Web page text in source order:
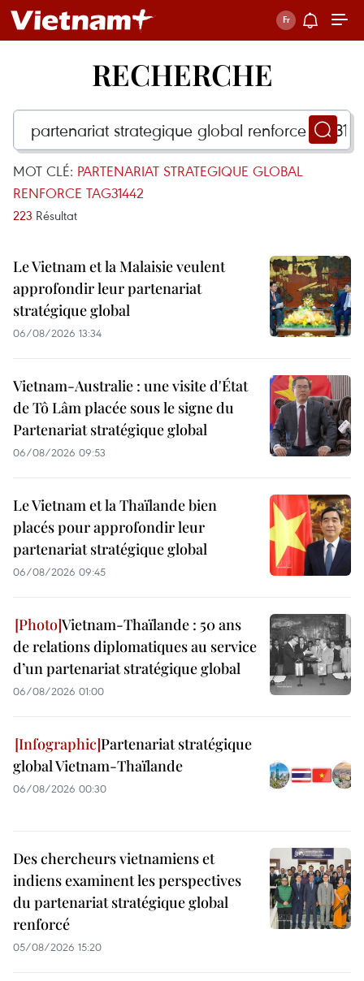
RECHERCHE
MOT CLÉ: PARTENARIAT STRATEGIQUE GLOBAL
RENFORCE TAG31442
223 Résultat
Le Vietnam et la Malaisie veulent
approfondir leur partenariat
stratégique global
06/08/2026 13:34
Vietnam-Australie : une visite d'État
de Tô Lâm placée sous le signe du
Partenariat stratégique global
06/08/2026 09:53
Le Vietnam et la Thaïlande bien
placés pour approfondir leur
partenariat stratégique global
06/08/2026 09:45
Vietnam-Thaïlande : 50 ans
de relations diplomatiques au service
d’un partenariat stratégique global
06/08/2026 01:00
Partenariat stratégique
global Vietnam-Thaïlande
06/08/2026 00:30
Des chercheurs vietnamiens et
indiens examinent les perspectives
du partenariat stratégique global
renforcé
05/08/2026 15:20